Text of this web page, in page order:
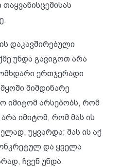
დაკავშირებული
უნდა გავიგოთ არა
ერთჯერადი
მიმდინარე
იმიტომ არსებობს, რომ
იმიტომ, რომ მას ის
უყვარდა; მას ის აქ
და ყველა
ჩვენ უნდა